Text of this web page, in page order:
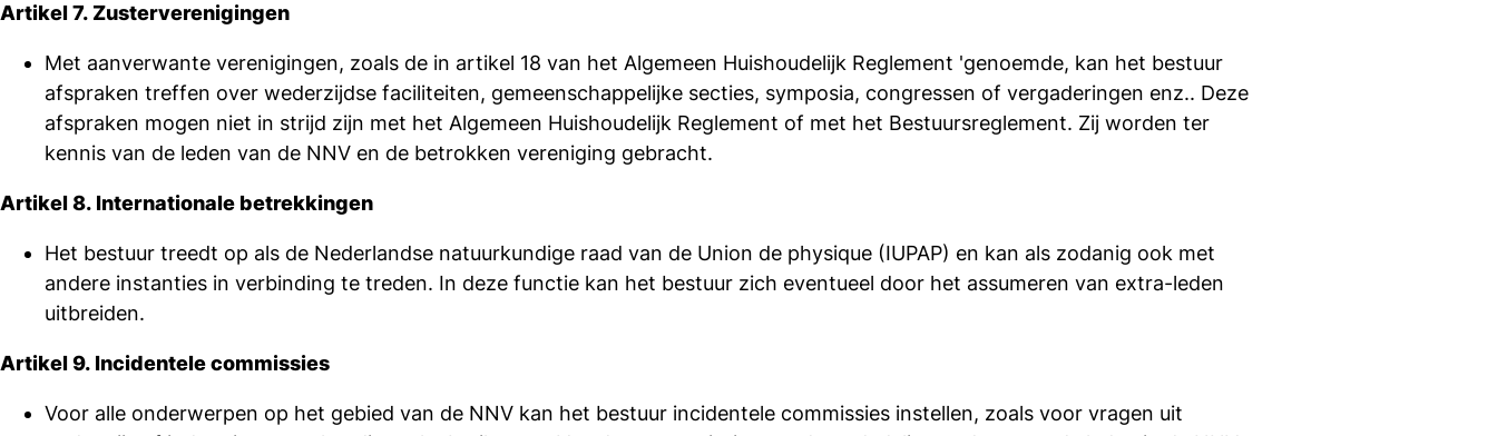
Artikel 7. Zusterverenigingen
Met aanverwante verenigingen, zoals de in artikel 18 van het Algemeen Huishoudelijk Reglement 'genoemde, kan het bestuur
afspraken treffen over wederzijdse faciliteiten, gemeenschappelijke secties, symposia, congressen of vergaderingen enz.. Deze
afspraken mogen niet in strijd zijn met het Algemeen Huishoudelijk Reglement of met het Bestuursreglement. Zij worden ter
kennis van de leden van de NNV en de betrokken vereniging gebracht.
Artikel 8. Internationale betrekkingen
Het bestuur treedt op als de Nederlandse natuurkundige raad van de Union de physique (IUPAP) en kan als zodanig ook met
andere instanties in verbinding te treden. In deze functie kan het bestuur zich eventueel door het assumeren van extra-leden
uitbreiden.
Artikel 9. Incidentele commissies
Voor alle onderwerpen op het gebied van de NNV kan het bestuur incidentele commissies instellen, zoals voor vragen uit